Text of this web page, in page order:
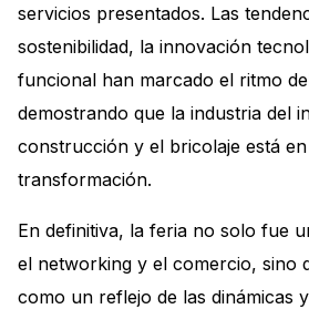
servicios presentados. Las
sostenibilidad, la innovación
funcional han marcado el ritmo
demostrando que la industria del
construcción y el bricolaje está
transformación.
En definitiva, la feria no solo fue
el networking y el comercio, sino
como un reflejo de las dinámicas